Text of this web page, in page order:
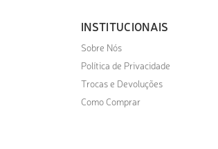
INSTITUCIONAIS
Sobre Nós
Política de Privacidade
Trocas e Devoluções
Como Comprar